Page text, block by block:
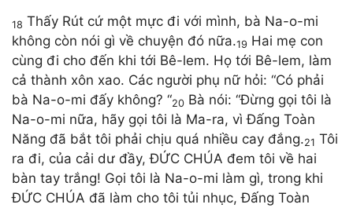
18 Thấy Rút cứ một mực đi với mình, bà Na-o-mi
không còn nói gì về chuyện đó nữa.19 Hai mẹ con
cùng đi cho đến khi tới Bê-lem. Họ tới Bê-lem, làm
cả thành xôn xao. Các người phụ nữ hỏi: “Có phải
bà Na-o-mi đấy không? “20 Bà nói: “Đừng gọi tôi là
Na-o-mi nữa, hãy gọi tôi là Ma-ra, vì Đấng Toàn
Năng đã bắt tôi phải chịu quá nhiều cay đắng.21 Tôi
ra đi, của cải dư đầy, ĐỨC CHÚA đem tôi về hai
bàn tay trắng! Gọi tôi là Na-o-mi làm gì, trong khi
ĐỨC CHÚA đã làm cho tôi tủi nhục, Đấng Toàn